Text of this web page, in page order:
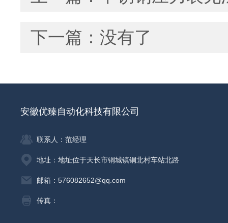
下一篇：没有了
安徽优臻自动化科技有限公司
联系人：范经理
地址：地址位于天长市铜城镇铜北村车站北路
邮箱：576082652@qq.com
传真：